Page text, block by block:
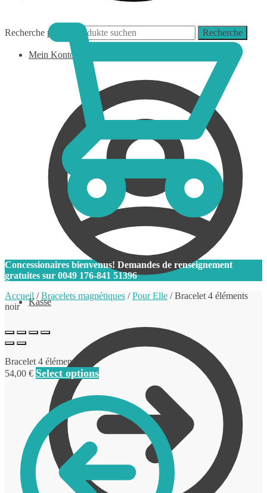
Recherche pour : Recherche
Mein Konto
Kasse
Concessionaires bienvenus! Demandes de renseignement
gratuites sur 0049 176-841 51396
Accueil /Bracelets magnétiques /Pour Elle /Bracelet 4 éléments
noir
Bracelet 4 éléments noir
54,00 € Select options